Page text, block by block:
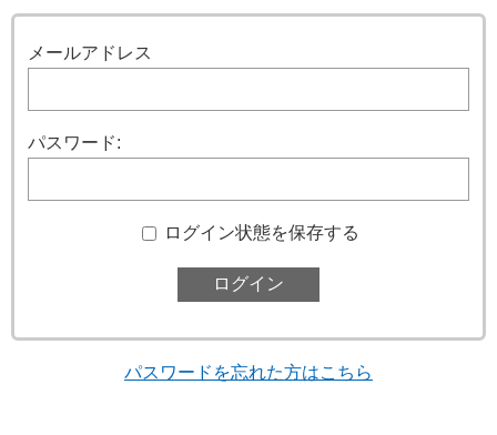
メールアドレス
パスワード:
ログイン状態を保存する
パスワードを忘れた方はこちら